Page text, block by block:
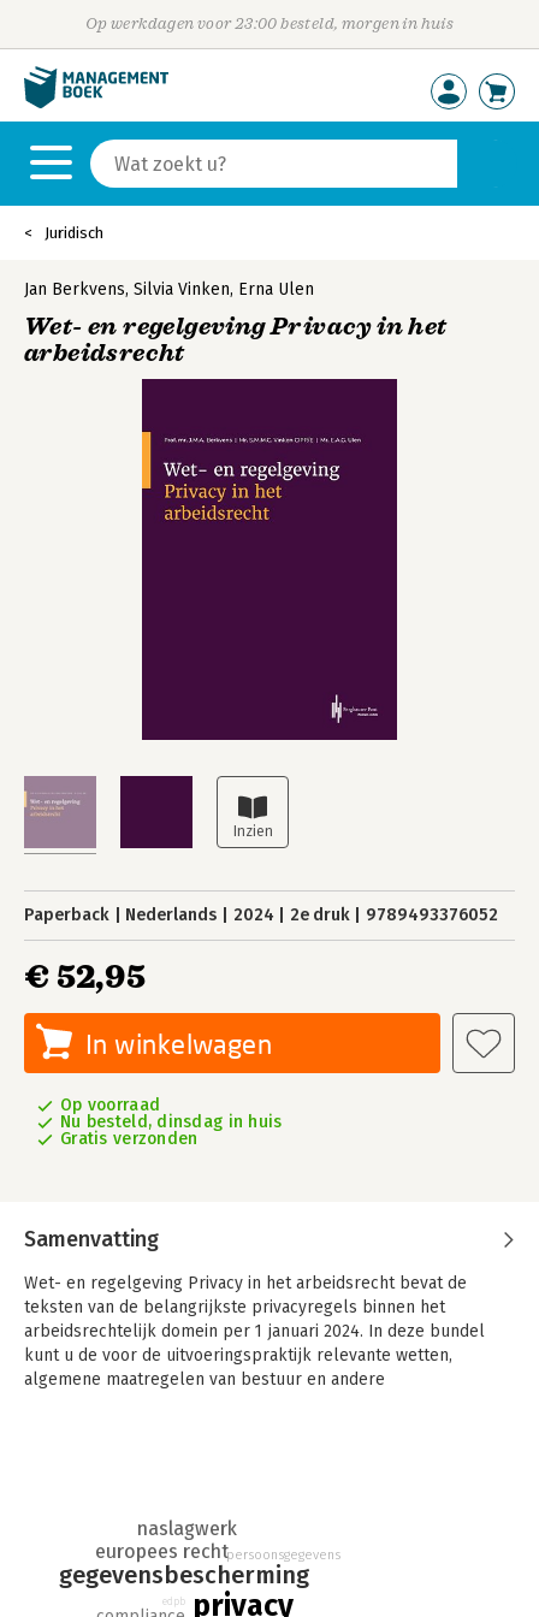
Op werkdagen voor 23:00 besteld, morgen in huis
Juridisch
Jan Berkvens, Silvia Vinken, Erna Ulen
Wet- en regelgeving Privacy in het
arbeidsrecht
Paperback Nederlands 2024 2e druk 9789493376052
€ 52,95
In winkelwagen
Op voorraad
Nu besteld, dinsdag in huis
Gratis verzonden
Samenvatting
Wet- en regelgeving Privacy in het arbeidsrecht bevat de
teksten van de belangrijkste privacyregels binnen het
arbeidsrechtelijk domein per 1 januari 2024. In deze bundel
kunt u de voor de uitvoeringspraktijk relevante wetten,
algemene maatregelen van bestuur en andere
De bundel bevat de geactualiseerde teksten van de Algemene
Verordening Gegevensbescherming (AVG) en de Uitvoeringswet
AVG. Naast de nationale en Europese grondrechtelijke context
zijn ook de Nederlandse wetteksten op het gebied van gelijke
behandeling, screening, bescherming klokkenluiders en
privacy
gegevensbescherming
europees recht
naslagwerk
persoonsgegevens
edpb